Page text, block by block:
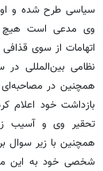
سیاسی طرح شده و او
وی مدعی است هیچ
اتهامات از سوی
بازداشت خود اعلام
تحقیر وی و آسیب
همچنین با زیر سوال
شخصی خود به این